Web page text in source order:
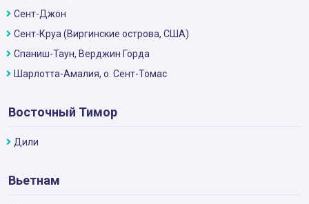
Сент-Джон
Сент-Круа (Виргинские острова, США)
Спаниш-Таун, Верджин Горда
Шарлотта-Амалия, о. Сент-Томас
Восточный Тимор
Дили
Вьетнам